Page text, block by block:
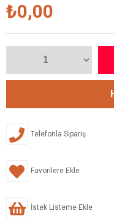
₺0,00
Telefonla Sipariş
Favorilere Ekle
İstek Listeme Ekle